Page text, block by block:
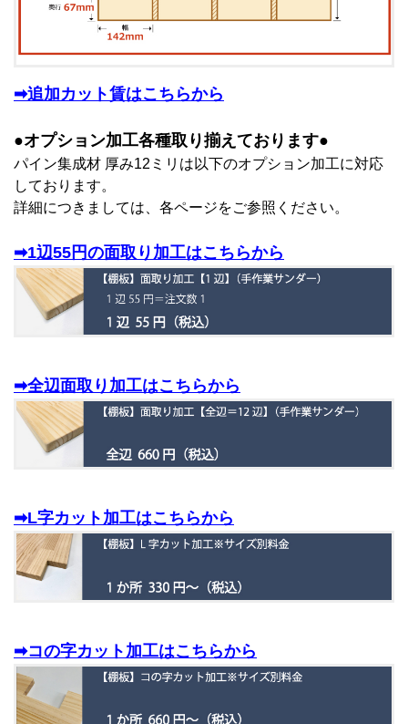
➡追加カット賃はこちらから
●オプション加工各種取り揃えております●
パイン集成材 厚み12ミリは以下のオプション加工に対応
しております。
詳細につきましては、各ページをご参照ください。
➡1辺55円の面取り加工はこちらから
➡全辺面取り加工はこちらから
➡L字カット加工はこちらから
➡コの字カット加工はこちらから